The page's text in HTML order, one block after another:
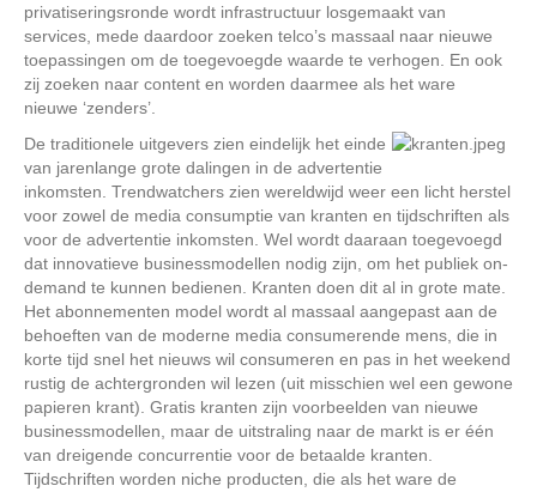
privatiseringsronde wordt infrastructuur losgemaakt van
services, mede daardoor zoeken telco’s massaal naar nieuwe
toepassingen om de toegevoegde waarde te verhogen. En ook
zij zoeken naar content en worden daarmee als het ware
nieuwe ‘zenders’.
De traditionele uitgevers zien eindelijk het einde
van jarenlange grote dalingen in de advertentie
inkomsten. Trendwatchers zien wereldwijd weer een licht herstel
voor zowel de media consumptie van kranten en tijdschriften als
voor de advertentie inkomsten. Wel wordt daaraan toegevoegd
dat innovatieve businessmodellen nodig zijn, om het publiek on-
demand te kunnen bedienen. Kranten doen dit al in grote mate.
Het abonnementen model wordt al massaal aangepast aan de
behoeften van de moderne media consumerende mens, die in
korte tijd snel het nieuws wil consumeren en pas in het weekend
rustig de achtergronden wil lezen (uit misschien wel een gewone
papieren krant). Gratis kranten zijn voorbeelden van nieuwe
businessmodellen, maar de uitstraling naar de markt is er één
van dreigende concurrentie voor de betaalde kranten.
Tijdschriften worden niche producten, die als het ware de